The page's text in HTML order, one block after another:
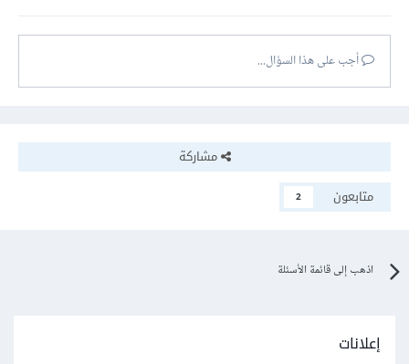
أجب على هذا السؤال...
مشاركة
متابعون
2
اذهب إلى قائمة الأسئلة
إعلانات